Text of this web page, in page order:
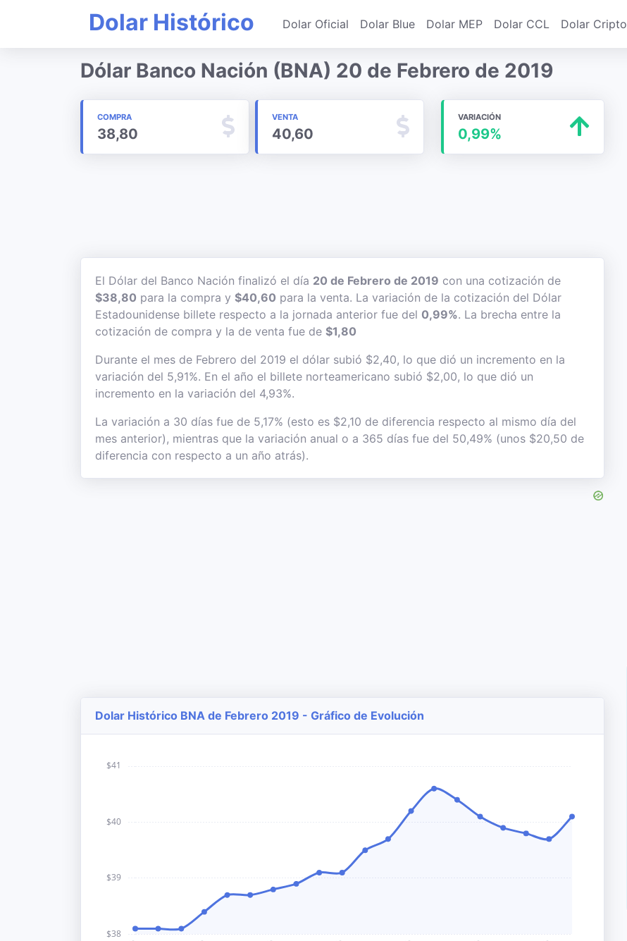
Dolar Histórico Dolar Oficial Dolar Blue Dolar MEP Dolar CCL Dolar Cripto
Dólar Banco Nación (BNA) 20 de Febrero de 2019
COMPRA
38,80
VENTA
40,60
VARIACIÓN
0,99%
El Dólar del Banco Nación finalizó el día 20 de Febrero de 2019 con una cotización de
$38,80 para la compra y $40,60 para la venta. La variación de la cotización del Dólar
Estadounidense billete respecto a la jornada anterior fue del 0,99%. La brecha entre la
cotización de compra y la de venta fue de $1,80
Durante el mes de Febrero del 2019 el dólar subió $2,40, lo que dió un incremento en la
variación del 5,91%. En el año el billete norteamericano subió $2,00, lo que dió un
incremento en la variación del 4,93%.
La variación a 30 días fue de 5,17% (esto es $2,10 de diferencia respecto al mismo día del
mes anterior), mientras que la variación anual o a 365 días fue del 50,49% (unos $20,50 de
diferencia con respecto a un año atrás).
Dolar Histórico BNA de Febrero 2019 - Gráfico de Evolución